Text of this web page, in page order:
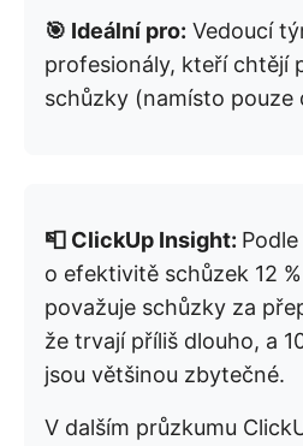
🎯 Ideální pro: Vedoucí
profesionály, kteří chtějí
schůzky (namísto pouze
📮 ClickUp Insight:
o efektivitě schůzek 12
považuje schůzky za
že trvají příliš dlouho, a
jsou většinou zbytečné.
V dalším průzkumu